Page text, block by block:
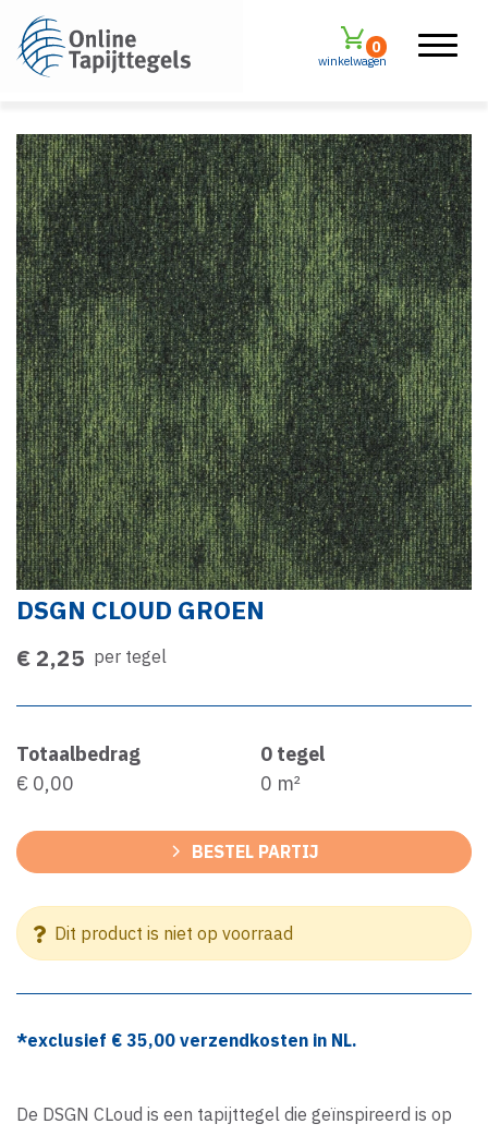
winkelwagen
0
DSGN CLOUD GROEN
€ 2,25 per tegel
Totaalbedrag
€ 0,00
0 tegel
0 m²
BESTEL PARTIJ
Dit product is niet op voorraad
*exclusief € 35,00 verzendkosten in NL.
De DSGN CLoud is een tapijttegel die geïnspireerd is op